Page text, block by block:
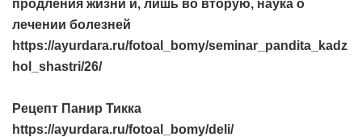
продления жизни и, лишь во вторую, наука о
лечении болезней
https://ayurdara.ru/fotoal_bomy/seminar_pandita_kadz
hol_shastri/26/
Рецепт Панир Тикка
https://ayurdara.ru/fotoal_bomy/deli/